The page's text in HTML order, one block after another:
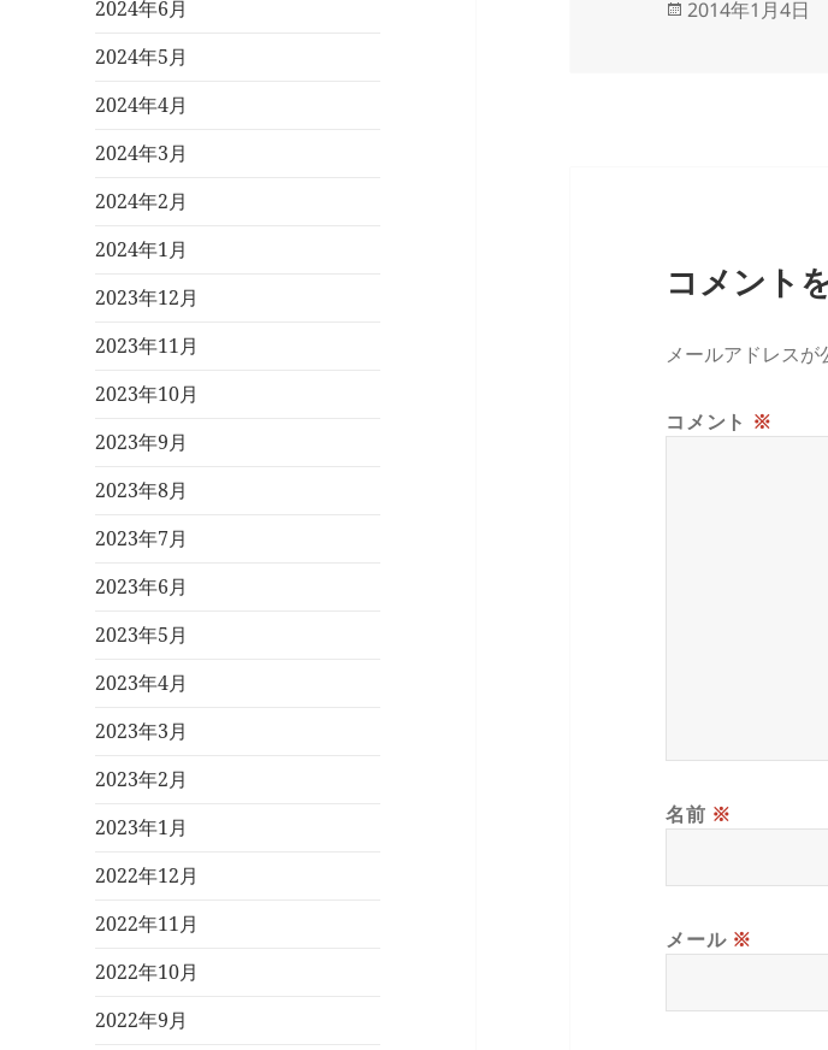
2024年6月
2024年5月
2024年4月
2024年3月
2024年2月
2024年1月
2023年12月
2023年11月
2023年10月
2023年9月
2023年8月
2023年7月
2023年6月
2023年5月
2023年4月
2023年3月
2023年2月
2023年1月
2022年12月
2022年11月
2022年10月
2022年9月
投
2014年1月4日
コメント
メールアドレスが
コメント ※
名前 ※
メール ※